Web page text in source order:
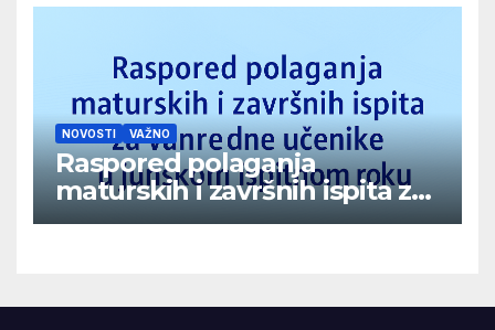
NOVOSTI VAŽNO
Raspored polaganja
maturskih i završnih ispita za
vanredne učenike u junskom